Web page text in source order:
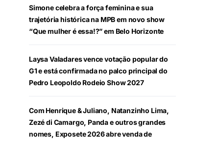
Simone celebra a força feminina e sua
trajetória histórica na MPB em novo show
“Que mulher é essa!?” em Belo Horizonte
Laysa Valadares vence votação popular do
G1 e está confirmada no palco principal do
Pedro Leopoldo Rodeio Show 2027
Com Henrique & Juliano, Natanzinho Lima,
Zezé di Camargo, Panda e outros grandes
nomes, Exposete 2026 abre venda de